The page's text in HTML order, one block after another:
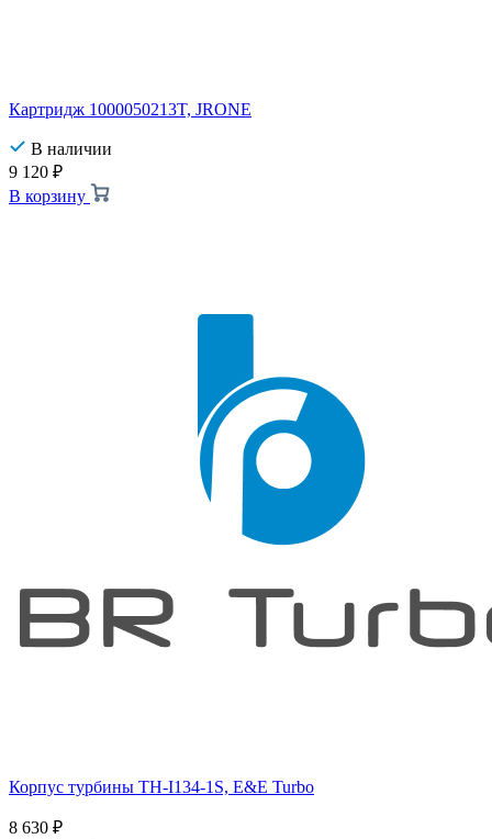
Картридж 1000050213T, JRONE
В наличии
9 120 ₽
В корзину
Корпус турбины TH-I134-1S, E&E Turbo
8 630 ₽